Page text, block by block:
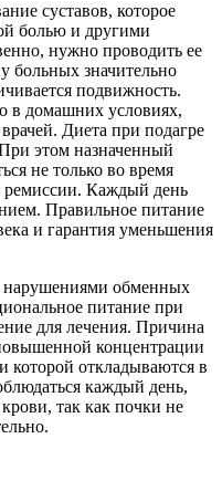
суставов, которое
болью и другими
нужно проводить ее
больных значительно
подвижность.
в домашних условиях,
Диета при подагре
этом назначенный
не только во время
ремиссии. Каждый день
Правильное питание
и гарантия уменьшения
нарушениями обменных
питание при
для лечения. Причина
концентрации
которой откладываются в
каждый день,
так как почки не